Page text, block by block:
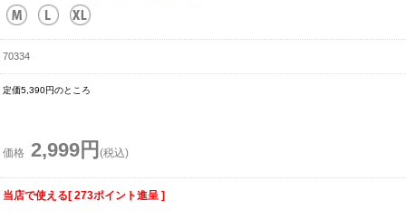
70334
定価5,390円のところ
価格 2,999円 (税込)
当店で使える[ 273ポイント進呈 ]